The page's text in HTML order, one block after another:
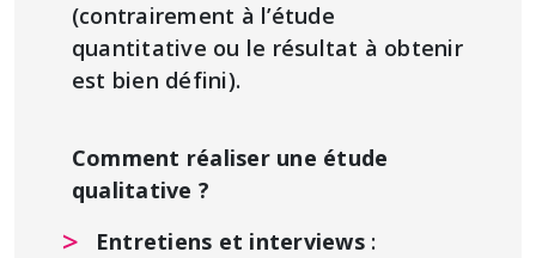
(contrairement à l’étude
quantitative ou le résultat à obtenir
est bien défini).
Comment réaliser une étude
qualitative ?
Entretiens et interviews :